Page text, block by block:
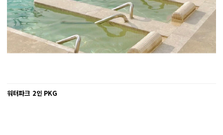
워터파크 2인 PKG